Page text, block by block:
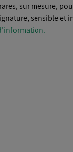
sur mesure,
sensible et